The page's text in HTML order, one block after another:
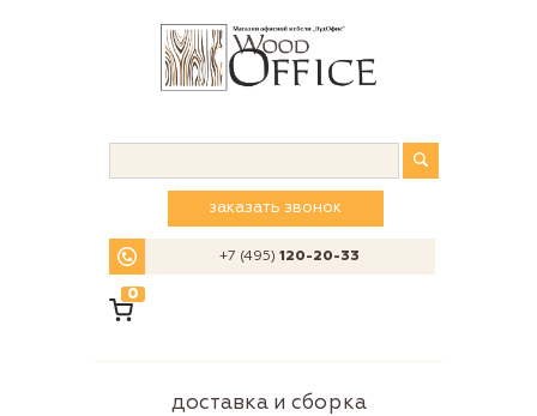
заказать звонок
+7 (495)120-20-33
0
доставка и сборка